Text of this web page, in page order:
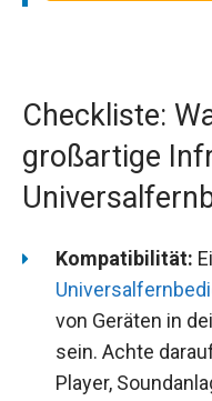
Checkliste:
großartige
Kompatibilität:
von Geräten in
sein. Achte
Player,